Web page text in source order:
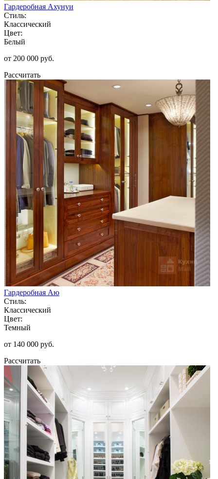
Гардеробная Ахунуи
Стиль:
Классический
Цвет:
Белый
от 200 000 руб.
Рассчитать
Гардеробная Аю
Стиль:
Классический
Цвет:
Темный
от 140 000 руб.
Рассчитать